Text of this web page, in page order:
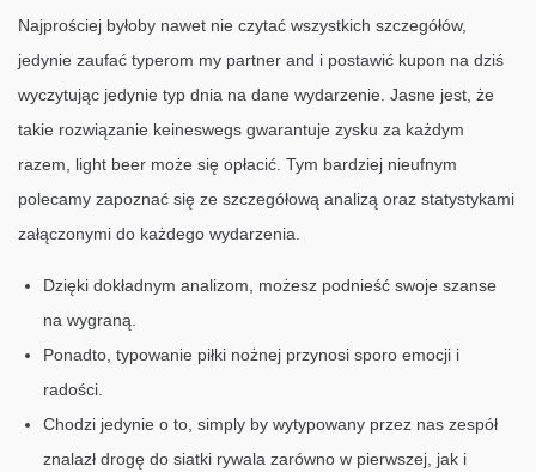
Najprościej byłoby nawet nie czytać wszystkich szczegółów,
jedynie zaufać typerom my partner and i postawić kupon na dziś
wyczytując jedynie typ dnia na dane wydarzenie. Jasne jest, że
takie rozwiązanie keineswegs gwarantuje zysku za każdym
razem, light beer może się opłacić. Tym bardziej nieufnym
polecamy zapoznać się ze szczegółową analizą oraz statystykami
załączonymi do każdego wydarzenia.
Dzięki dokładnym analizom, możesz podnieść swoje szanse
na wygraną.
Ponadto, typowanie piłki nożnej przynosi sporo emocji i
radości.
Chodzi jedynie o to, simply by wytypowany przez nas zespół
znalazł drogę do siatki rywala zarówno w pierwszej, jak i